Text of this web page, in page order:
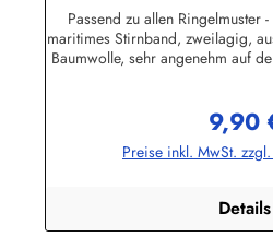
Passend zu allen Ringelmuster
maritimes Stirnband, zweilagig,
Baumwolle, sehr angenehm auf
9,90
Preise inkl. MwSt.
Details